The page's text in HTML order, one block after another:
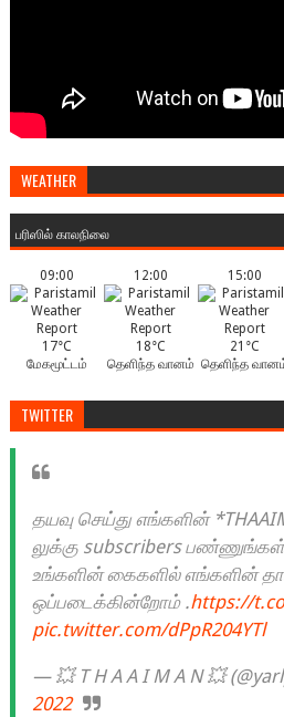
WEATHER
பரிஸில் காலநிலை
09:00
17°C
மேகமூட்டம்
12:00
18°C
தெளிந்த வானம்
15:00
21°C
தெளிந்த
TWITTER
தயவு செய்து எங்களின்
லுக்கு subscribers
உங்களின் கைகளில் எங்களின்
ஒப்படைக்கின்றோம் .https://
pic.twitter.com/dPpR204YTl
— 💥 T H A A I M A N 💥
2022